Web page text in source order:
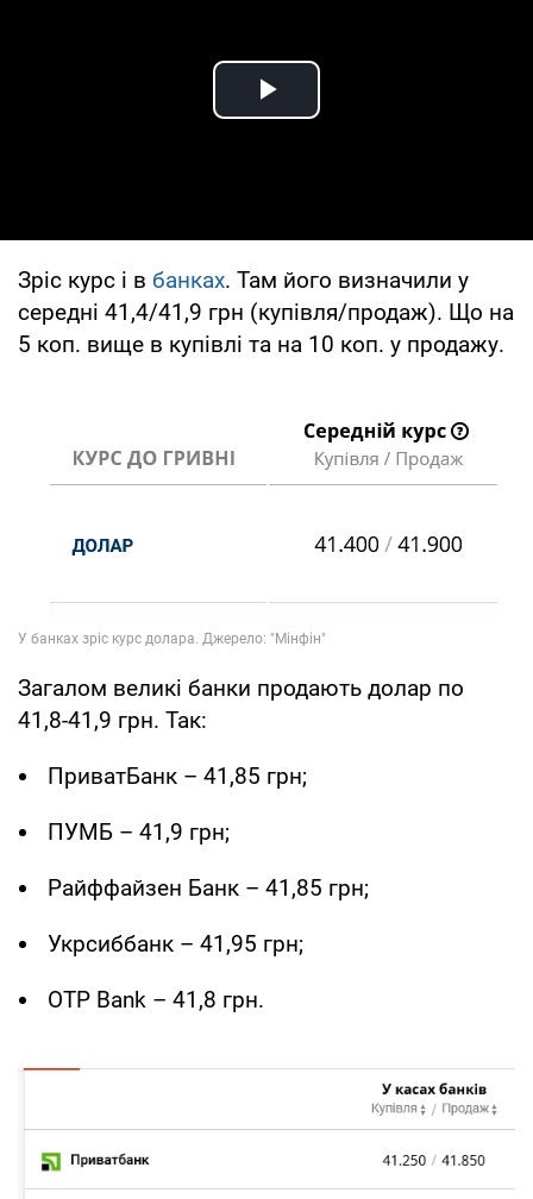
Play Video
Зріс курс і в банках. Там його визначили у
середні 41,4/41,9 грн (купівля/продаж). Що на
5 коп. вище в купівлі та на 10 коп. у продажу.
Загалом великі банки продають долар по
41,8-41,9 грн. Так:
ПриватБанк – 41,85 грн;
ПУМБ – 41,9 грн;
Райффайзен Банк – 41,85 грн;
Укрсиббанк – 41,95 грн;
OTP Bank – 41,8 грн.